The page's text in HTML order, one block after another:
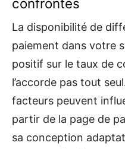
confrontés
La disponibilité de
paiement dans votre
positif sur le taux de
l’accorde pas tout
facteurs peuvent
partir de la page de
sa conception